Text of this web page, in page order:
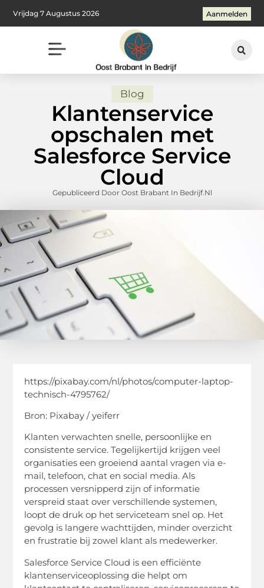
Vrijdag 7 Augustus 2026 Aanmelden
Blog
Klantenservice
opschalen met
Salesforce Service
Cloud
Gepubliceerd Door Oost Brabant In Bedrijf.nl
https://pixabay.com/nl/photos/computer-laptop-
technisch-4795762/
Bron: Pixabay / yeiferr
Klanten verwachten snelle, persoonlijke en
consistente service. Tegelijkertijd krijgen veel
organisaties een groeiend aantal vragen via e-
mail, telefoon, chat en social media. Als
processen versnipperd zijn of informatie
verspreid staat over verschillende systemen,
loopt de druk op het serviceteam snel op. Het
gevolg is langere wachttijden, minder overzicht
en frustratie bij zowel klant als medewerker.
Salesforce Service Cloud is een efficiënte
klantenserviceoplossing die helpt om